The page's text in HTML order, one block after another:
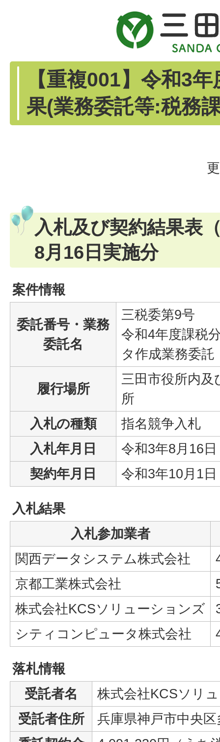
【重複001】令和3
果(業務委託等:税務
入札及び契約結果表
8月16日実施分
案件情報
委託番号・業務
委託名
三税委第9号
令和4年度課税
タ作成業務委託
履行場所
三田市役所内
所
入札の種類
指名競争入札
入札年月日
令和3年8月16日
契約年月日
令和3年10月1日
入札結果
入札参加業者
関西データシステム株式会社
京都工業株式会社
株式会社KCSソリューションズ
シティコンピュータ株式会社
落札情報
受託者名
株式会社KCSソリ
受託者住所
兵庫県神戸市中央